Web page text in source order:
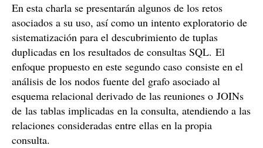
En esta charla se presentarán algunos de los retos
asociados a su uso, así como un intento exploratorio de
sistematización para el descubrimiento de tuplas
duplicadas en los resultados de consultas SQL. El
enfoque propuesto en este segundo caso consiste en el
análisis de los nodos fuente del grafo asociado al
esquema relacional derivado de las reuniones o JOINs
de las tablas implicadas en la consulta, atendiendo a las
relaciones consideradas entre ellas en la propia
consulta.